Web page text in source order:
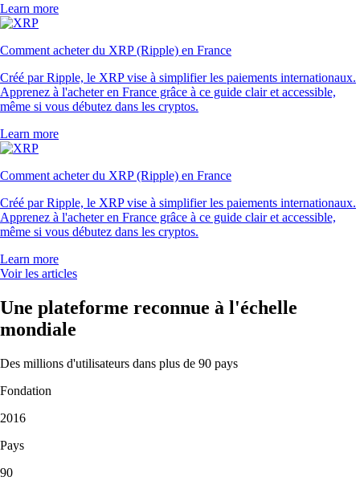
Learn more
Comment acheter du XRP (Ripple) en France
Créé par Ripple, le XRP vise à simplifier les paiements internationaux.
Apprenez à l'acheter en France grâce à ce guide clair et accessible,
même si vous débutez dans les cryptos.
Learn more
Comment acheter du XRP (Ripple) en France
Créé par Ripple, le XRP vise à simplifier les paiements internationaux.
Apprenez à l'acheter en France grâce à ce guide clair et accessible,
même si vous débutez dans les cryptos.
Learn more
Voir les articles
Une plateforme reconnue à l'échelle
mondiale
Des millions d'utilisateurs dans plus de 90 pays
Fondation
2016
Pays
90